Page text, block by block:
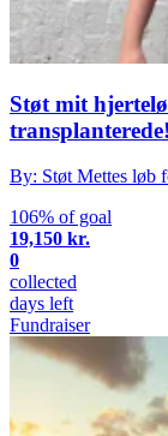
Støt mit
transplanterede!
By: Støt Mettes løb
106% of goal
19,150 kr.
0
collected
days left
Fundraiser